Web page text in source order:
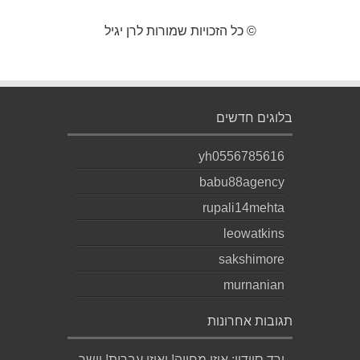
© כל הזכויות שמורות לרן יגיל
בלוגים חדשים
yh0556785616
babu88agency
rupali14mehta
leowatkins
sakshimore
murnanian
תגובות אחרונות